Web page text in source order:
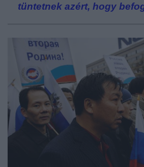
tüntetnek azért, hogy